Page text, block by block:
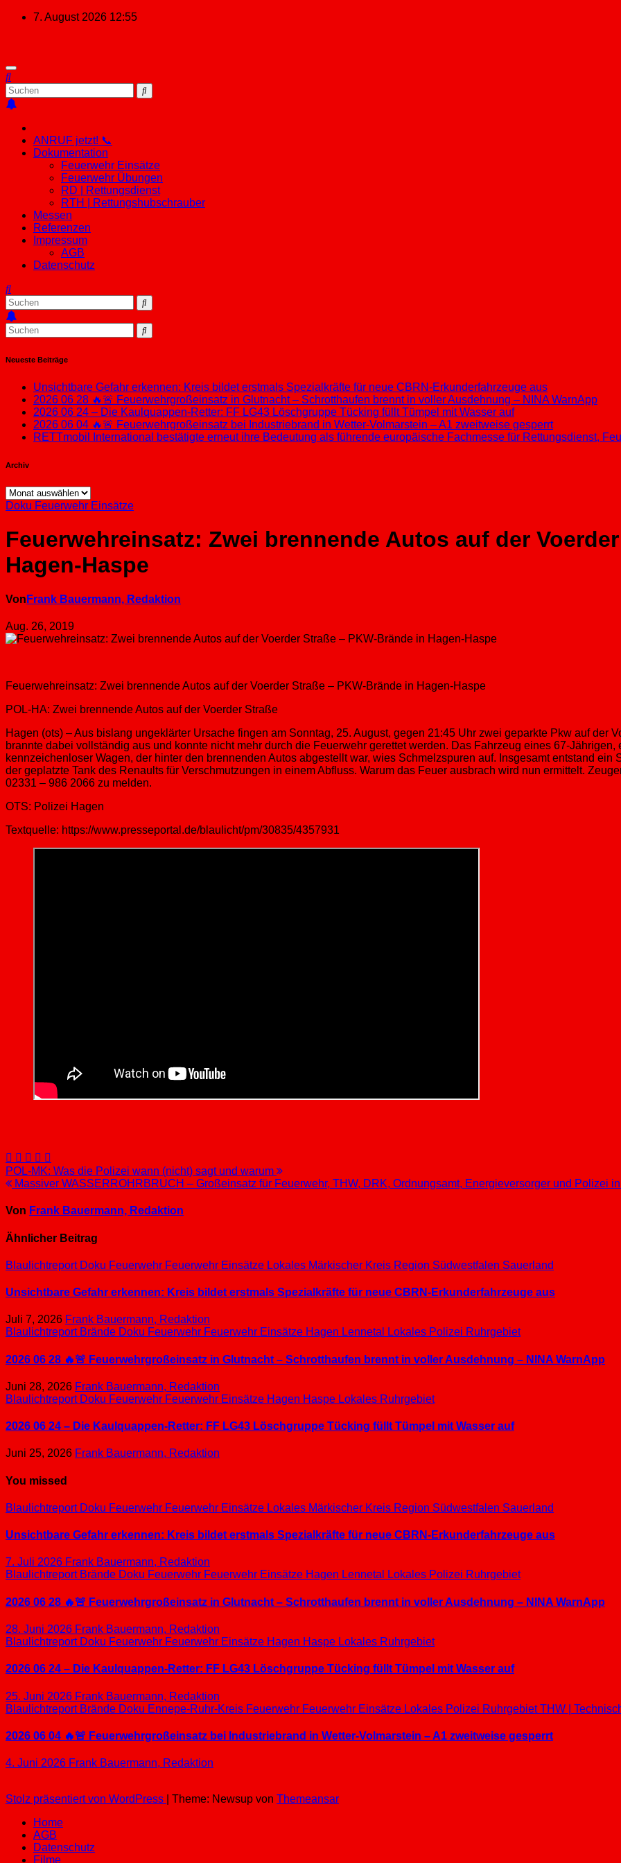
Zum
7. August 2026 12:55
ANRUF jetzt! 📞
Dokumentation
Feuerwehr Einsätze
Feuerwehr Übungen
RD | Rettungsdienst
RTH | Rettungshubschrauber
Messen
Referenzen
Impressum
AGB
Datenschutz
Neueste Beiträge
Unsichtbare Gefahr erkennen: Kreis bildet erstmals Spezialkräfte für neue CBRN-Erkunderfahrzeuge aus
2026 06 28 🔥🚨 Feuerwehrgroßeinsatz in Glutnacht – Schrotthaufen brennt in voller Ausdehnung – NINA WarnApp
2026 06 24 – Die Kaulquappen-Retter: FF LG43 Löschgruppe Tücking füllt Tümpel mit Wasser auf
2026 06 04 🔥🚨 Feuerwehrgroßeinsatz bei Industriebrand in Wetter-Volmarstein – A1 zweitweise gesperrt
RETTmobil International bestätigte erneut ihre Bedeutung als führende europäische Fachmesse für Rettungsdienst,
Archiv
Archiv
Doku Feuerwehr Einsätze
Feuerwehreinsatz: Zwei brennende Autos auf der
Hagen-Haspe
Von Frank Bauermann, Redaktion
Aug. 26, 2019
Feuerwehreinsatz: Zwei brennende Autos auf der Voerder Straße – PKW-Brände in Hagen-Haspe
POL-HA: Zwei brennende Autos auf der Voerder Straße
Hagen (ots) – Aus bislang ungeklärter Ursache fingen am Sonntag, 25. August, gegen 21:45 Uhr zwei geparkte Pkw auf der
brannte dabei vollständig aus und konnte nicht mehr durch die Feuerwehr gerettet werden. Das Fahrzeug eines 67-
kennzeichenloser Wagen, der hinter den brennenden Autos abgestellt war, wies Schmelzspuren auf. Insgesamt entstand
der geplatzte Tank des Renaults für Verschmutzungen in einem Abfluss. Warum das Feuer ausbrach wird nun ermittelt.
02331 – 986 2066 zu melden.
OTS: Polizei Hagen
Textquelle: https://www.presseportal.de/blaulicht/pm/30835/4357931
Beitragsnavigation
POL-MK: Was die Polizei wann (nicht) sagt und warum
Massiver WASSERROHRBRUCH – Großeinsatz für Feuerwehr, THW, DRK, Ordnungsamt, Energieversorger und Polizei
Von Frank Bauermann, Redaktion
Ähnlicher Beitrag
Blaulichtreport Doku Feuerwehr Feuerwehr Einsätze Lokales Märkischer Kreis Region Südwestfalen Sauerland
Unsichtbare Gefahr erkennen: Kreis bildet erstmals Spezialkräfte für neue CBRN-Erkunderfahrzeuge aus
Juli 7, 2026 Frank Bauermann, Redaktion
Blaulichtreport Brände Doku Feuerwehr Feuerwehr Einsätze Hagen Lennetal Lokales Polizei Ruhrgebiet
2026 06 28 🔥🚨 Feuerwehrgroßeinsatz in Glutnacht – Schrotthaufen brennt in voller Ausdehnung – NINA WarnApp
Juni 28, 2026 Frank Bauermann, Redaktion
Blaulichtreport Doku Feuerwehr Feuerwehr Einsätze Hagen Haspe Lokales Ruhrgebiet
2026 06 24 – Die Kaulquappen-Retter: FF LG43 Löschgruppe Tücking füllt Tümpel mit Wasser auf
Juni 25, 2026 Frank Bauermann, Redaktion
You missed
Blaulichtreport Doku Feuerwehr Feuerwehr Einsätze Lokales Märkischer Kreis Region Südwestfalen Sauerland
Unsichtbare Gefahr erkennen: Kreis bildet erstmals Spezialkräfte für neue CBRN-Erkunderfahrzeuge aus
7. Juli 2026 Frank Bauermann, Redaktion
Blaulichtreport Brände Doku Feuerwehr Feuerwehr Einsätze Hagen Lennetal Lokales Polizei Ruhrgebiet
2026 06 28 🔥🚨 Feuerwehrgroßeinsatz in Glutnacht – Schrotthaufen brennt in voller Ausdehnung – NINA WarnApp
28. Juni 2026 Frank Bauermann, Redaktion
Blaulichtreport Doku Feuerwehr Feuerwehr Einsätze Hagen Haspe Lokales Ruhrgebiet
2026 06 24 – Die Kaulquappen-Retter: FF LG43 Löschgruppe Tücking füllt Tümpel mit Wasser auf
25. Juni 2026 Frank Bauermann, Redaktion
Blaulichtreport Brände Doku Ennepe-Ruhr-Kreis Feuerwehr Feuerwehr Einsätze Lokales Polizei RuhrgebietTHW |
2026 06 04 🔥🚨 Feuerwehrgroßeinsatz bei Industriebrand in Wetter-Volmarstein – A1 zweitweise gesperrt
4. Juni 2026 Frank Bauermann, Redaktion
Stolz präsentiert von WordPress Theme: Newsup von Themeansar
Home
AGB
Datenschutz
Filme